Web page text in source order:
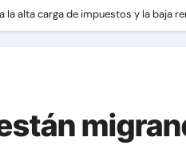
alta carga de impuestos y la baja